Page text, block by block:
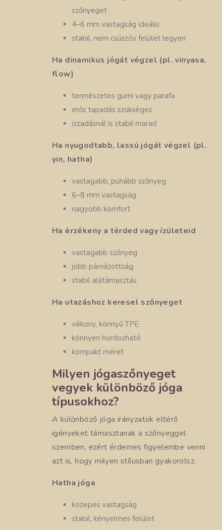
szőnyeget
4–6 mm vastagság ideális
stabil, nem csúszós felület legyen
Ha dinamikus jógát végzel (pl. vinyasa,
flow)
természetes gumi vagy parafa
erős tapadás szükséges
izzadásnál is stabil marad
Ha nyugodtabb, lassú jógát végzel (pl.
yin, hatha)
vastagabb, puhább szőnyeg
6–8 mm vastagság
nagyobb komfort
Ha érzékeny a térded vagy ízületeid
vastagabb szőnyeg
jobb párnázottság
stabil alátámasztás
Ha utazáshoz keresel szőnyeget
vékony, könnyű TPE
könnyen hordozható
kompakt méret
Milyen jógaszőnyeget
vegyek különböző jóga
típusokhoz?
A különböző jóga irányzatok eltérő
igényeket támasztanak a szőnyeggel
szemben, ezért érdemes figyelembe venni
azt is, hogy milyen stílusban gyakorolsz.
Hatha jóga
közepes vastagság
stabil, kényelmes felület